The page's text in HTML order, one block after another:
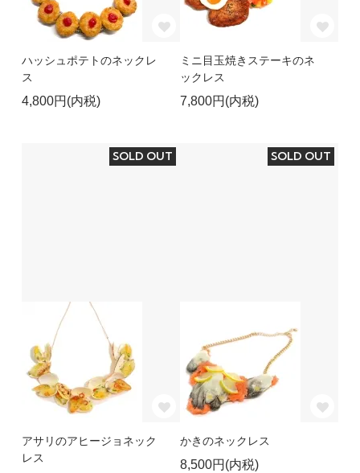
ハッシュポテトのネックレ
ス
4,800円(内税)
ミニ目玉焼きステーキのネ
ックレス
7,800円(内税)
SOLD OUT
アサリのアヒージョネック
レス
SOLD OUT
かきのネックレス
8,500円(内税)